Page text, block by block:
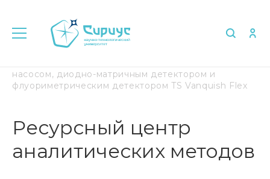
насосом, диодно-матричным детектором и
флуориметрическим детектором TS Vanquish Flex
Ресурсный центр
аналитических методов